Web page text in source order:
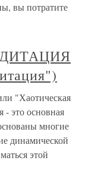
вы потратите
- это основная
многие
динамической
этой